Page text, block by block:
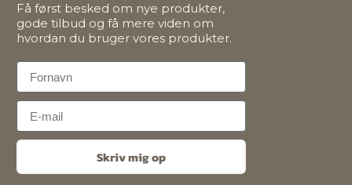
Få først besked om nye produkter,
gode tilbud og få mere viden om
hvordan du bruger vores produkter.
First Name
Email
Skriv mig op